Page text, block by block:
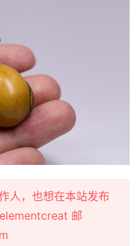
人，也想在本站发布
邮